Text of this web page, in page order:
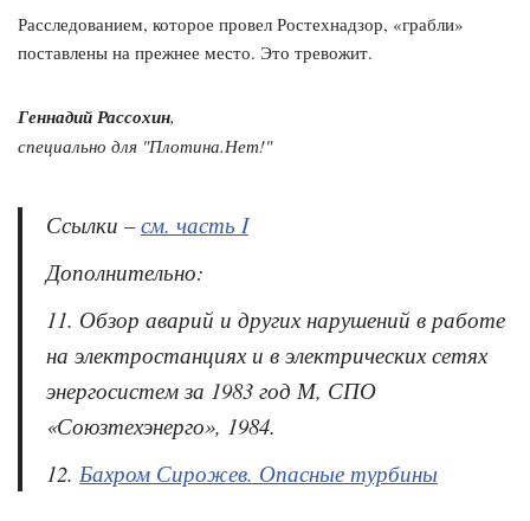
Расследованием, которое провел Ростехнадзор, «грабли»
поставлены на прежнее место. Это тревожит.
Геннадий Рассохин,
специально для "Плотина.Нет!"
Ссылки –см. часть I
Дополнительно:
11. Обзор аварий и других нарушений в работе
на электростанциях и в электрических сетях
энергосистем за 1983 год М, СПО
«Союзтехэнерго», 1984.
12. Бахром Сирожев. Опасные турбины